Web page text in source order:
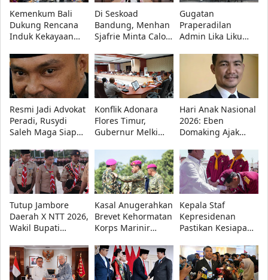
Kemenkum Bali
Dukung Rencana
Induk Kekayaan
Nasional 2027-2036
di Forum Nasional
KI 2026
Di Seskoad
Bandung, Menhan
Sjafrie Minta Calon
Siap Hadapi
Perang Informasi
Gugatan
Praperadilan
Admin Lika Liku
Pengadilan Negeri
Kupang
Menangkan Polda
NTT
Resmi Jadi Advokat
Peradi, Rusydi
Saleh Maga Siap
dan Lindungi
Kebebasan Pers
Konflik Adonara
Flores Timur,
Gubernur Melki
Persoalan Segera
Diselesaikan
Hari Anak Nasional
2026: Eben
Domaking Ajak
Wujudkan Anak
Hebat, Indonesia
Kuat
Tutup Jambore
Daerah X NTT 2026,
Wakil Bupati
Pramuka Tetap
Utamakan
Pendidikan
Kasal Anugerahkan
Brevet Kehormatan
Korps Marinir
Sjafrie, Kasad,
Kasau, dan
Wapang TNI
Kepala Staf
Kepresidenan
Pastikan Kesiapan
Bandung, 560
Siswa Ikuti MPLS
2026